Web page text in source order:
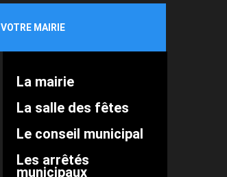
VOTRE MAIRIE
La mairie
La salle des fêtes
Le conseil municipal
Les arrêtés
municipaux